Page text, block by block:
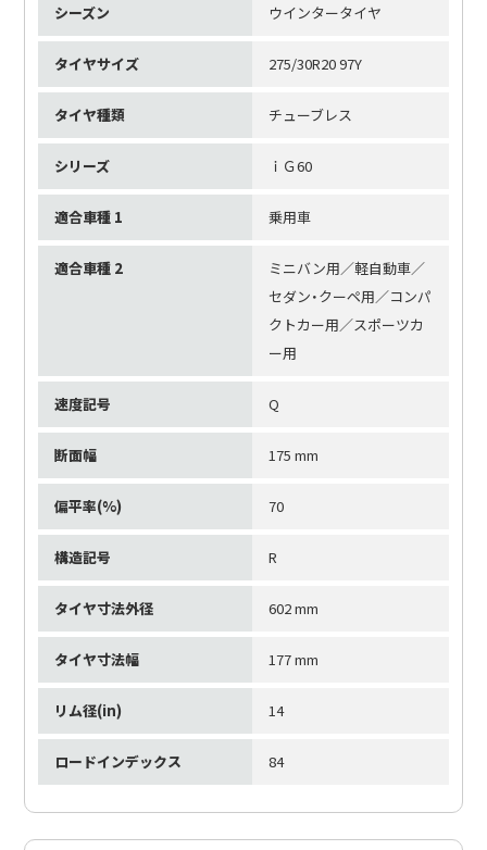
シーズン ウインタータイヤ
タイヤサイズ 275/30R20 97Y
タイヤ種類 チューブレス
シリーズ ｉＧ60
適合車種 1 乗用車
適合車種 2
ミニバン用／軽自動車／
セダン・クーペ用／コンパ
クトカー用／スポーツカ
ー用
速度記号 Q
断面幅 175 mm
偏平率(%) 70
構造記号 R
タイヤ寸法外径 602 mm
タイヤ寸法幅 177 mm
リム径(in) 14
ロードインデックス 84